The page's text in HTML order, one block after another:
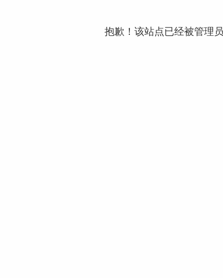
抱歉！该站点已经被管理